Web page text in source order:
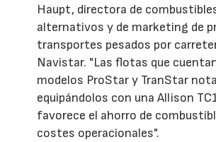
Haupt, directora de
alternativos y de marketing de
transportes pesados por
Navistar. "Las flotas que
modelos ProStar y TranStar
equipándolos con una Allison
favorece el ahorro de
costes operacionales".